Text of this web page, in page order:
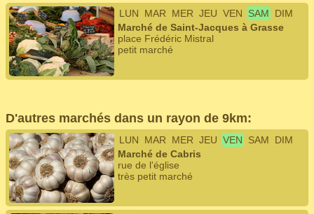
LUN MAR MER JEU VEN SAM
DIM
Marché de Saint-Jacques à Grasse
place Frédéric Mistral
petit marché
D'autres marchés dans un rayon de 9km:
LUN MAR MER JEU VEN SAM
DIM
Marché de Cabris
rue de l'église
très petit marché